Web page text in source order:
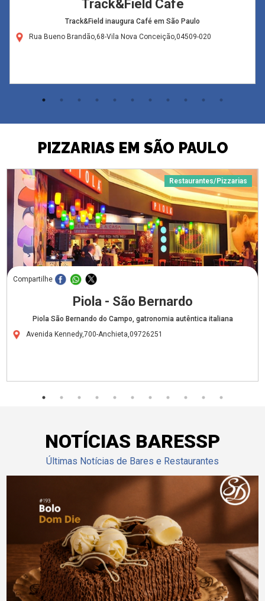
Track&Field Café
Track&Field inaugura Café em São Paulo
Rua Bueno Brandão,68-Vila Nova Conceição,04509-020
PIZZARIAS EM SÃO PAULO
Restaurantes/Pizzarias
Compartilhe
Piola - São Bernardo
Piola São Bernando do Campo, gatronomia autêntica italiana
Avenida Kennedy,700-Anchieta,09726251
NOTÍCIAS BARESSP
Últimas Notícias de Bares e Restaurantes